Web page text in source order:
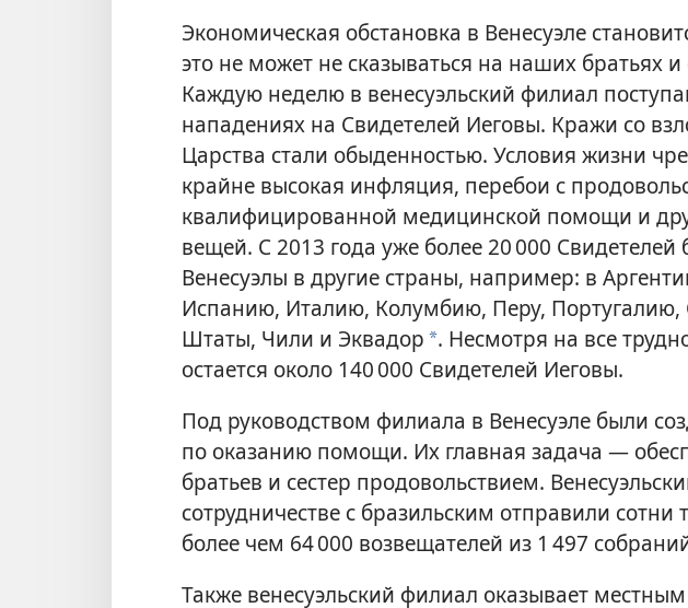
Экономическая обстановка в Венесуэле
это не может не сказываться на наших братьях и
Каждую неделю в венесуэльский филиал
нападениях на Свидетелей Иеговы. Кражи со
Царства стали обыденностью. Условия жизни
крайне высокая инфляция, перебои с
квалифицированной медицинской помощи и
вещей. С 2013 года уже более 20 000 Свидетелей
Венесуэлы в другие страны, например: в
Испанию, Италию, Колумбию, Перу,
Штаты, Чили и Эквадор a. Несмотря на все
остается около 140 000 Свидетелей Иеговы.
Под руководством филиала в Венесуэле были
по оказанию помощи. Их главная задача —
братьев и сестер продовольствием.
сотрудничестве с бразильским отправили сотни
более чем 64 000 возвещателей из 1 497
Также венесуэльский филиал оказывает